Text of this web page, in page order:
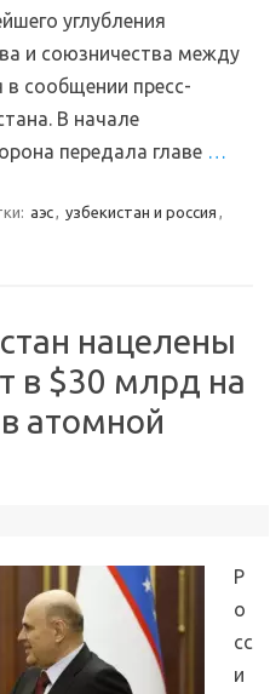
углубления
и союзничества между
в сообщении пресс-
В начале
передала главе …
аэс, узбекистан и россия ,
нацелены
в $30 млрд на
атомной
Р
о
сс
и